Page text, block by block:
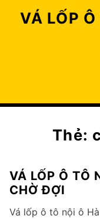
VÁ LỐP
Thẻ:
VÁ LỐP Ô TÔ
CHỜ ĐỢI
Vá lốp ô tô nội ô